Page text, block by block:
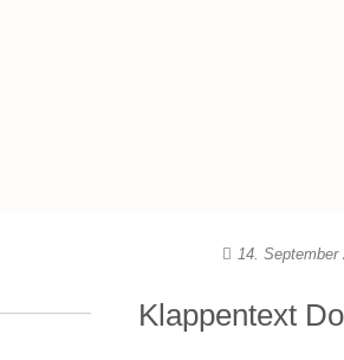
14. September
Klappentext